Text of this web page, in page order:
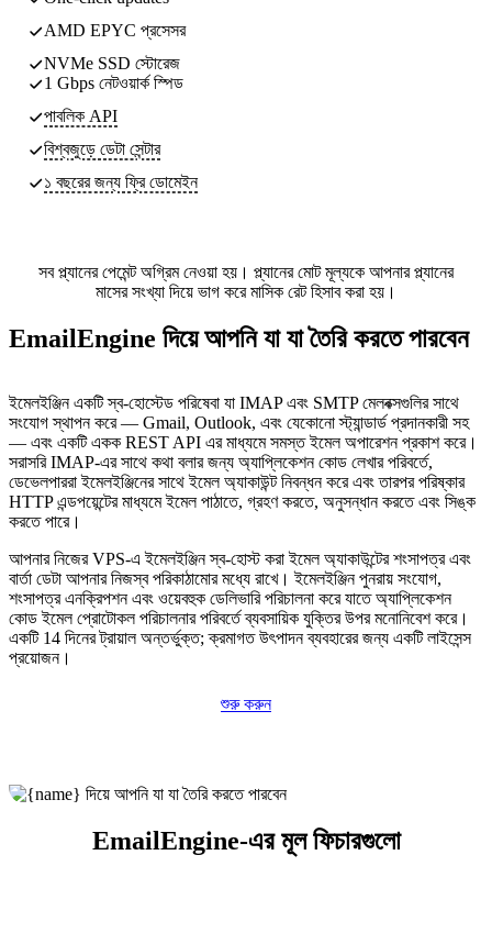
AMD EPYC প্রসেসর
NVMe SSD স্টোরেজ
1 Gbps নেটওয়ার্ক স্পিড
পাবলিক API
বিশ্বজুড়ে ডেটা সেন্টার
১ বছরের জন্য ফ্রি ডোমেইন
সব প্ল্যানের পেমেন্ট অগ্রিম নেওয়া হয়। প্ল্যানের মোট মূল্যকে আপনার প্ল্যানের
মাসের সংখ্যা দিয়ে ভাগ করে মাসিক রেট হিসাব করা হয়।
EmailEngine দিয়ে আপনি যা যা তৈরি করতে পারবেন
ইমেলইঞ্জিন একটি স্ব-হোস্টেড পরিষেবা যা IMAP এবং SMTP মেলবক্সগুলির সাথে
সংযোগ স্থাপন করে — Gmail, Outlook, এবং যেকোনো স্ট্যান্ডার্ড প্রদানকারী সহ
— এবং একটি একক REST API এর মাধ্যমে সমস্ত ইমেল অপারেশন প্রকাশ করে।
সরাসরি IMAP-এর সাথে কথা বলার জন্য অ্যাপ্লিকেশন কোড লেখার পরিবর্তে,
ডেভেলপাররা ইমেলইঞ্জিনের সাথে ইমেল অ্যাকাউন্ট নিবন্ধন করে এবং তারপর পরিষ্কার
HTTP এন্ডপয়েন্টের মাধ্যমে ইমেল পাঠাতে, গ্রহণ করতে, অনুসন্ধান করতে এবং সিঙ্ক
করতে পারে।
আপনার নিজের VPS-এ ইমেলইঞ্জিন স্ব-হোস্ট করা ইমেল অ্যাকাউন্টের শংসাপত্র এবং
বার্তা ডেটা আপনার নিজস্ব পরিকাঠামোর মধ্যে রাখে। ইমেলইঞ্জিন পুনরায় সংযোগ,
শংসাপত্র এনক্রিপশন এবং ওয়েবহুক ডেলিভারি পরিচালনা করে যাতে অ্যাপ্লিকেশন
কোড ইমেল প্রোটোকল পরিচালনার পরিবর্তে ব্যবসায়িক যুক্তির উপর মনোনিবেশ করে।
একটি 14 দিনের ট্রায়াল অন্তর্ভুক্ত; ক্রমাগত উৎপাদন ব্যবহারের জন্য একটি লাইসেন্স
প্রয়োজন।
শুরু করুন
EmailEngine-এর মূল ফিচারগুলো